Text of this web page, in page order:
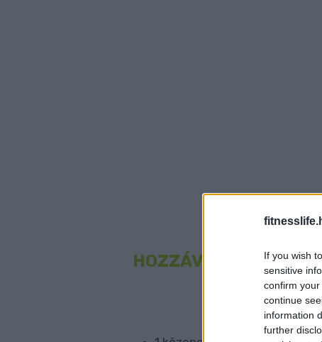
If you wish
sensitive
confirm
continue
information
further
HOZZÁVALÓK A